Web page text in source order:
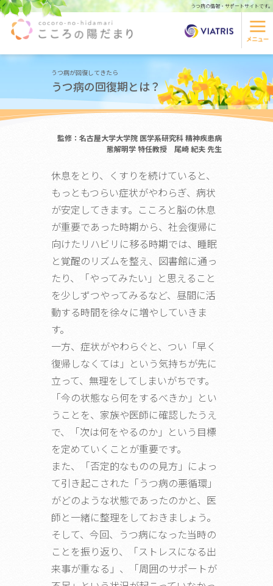
うつ病の情報・サポートサイトです。
うつ病が回復してきたら
うつ病の回復期とは？
監修：名古屋大学大学院 医学系研究科 精神疾患病
態解明学 特任教授 尾崎 紀夫 先生
休息をとり、くすりを続けていると、
もっともつらい症状がやわらぎ、病状
が安定してきます。こころと脳の休息
が重要であった時期から、社会復帰に
向けたリハビリに移る時期では、睡眠
と覚醒のリズムを整え、図書館に通っ
たり、「やってみたい」と思えること
を少しずつやってみるなど、昼間に活
動する時間を徐々に増やしていきま
す。
一方、症状がやわらぐと、つい「早く
復帰しなくては」という気持ちが先に
立って、無理をしてしまいがちです。
「今の状態なら何をするべきか」とい
うことを、家族や医師に確認したうえ
で、「次は何をやるのか」という目標
を定めていくことが重要です。
また、「否定的なものの見方」によっ
て引き起こされた「うつ病の悪循環」
がどのような状態であったのかと、医
師と一緒に整理をしておきましょう。
そして、今回、うつ病になった当時の
ことを振り返り、「ストレスになる出
来事が重なる」、「周囲のサポートが